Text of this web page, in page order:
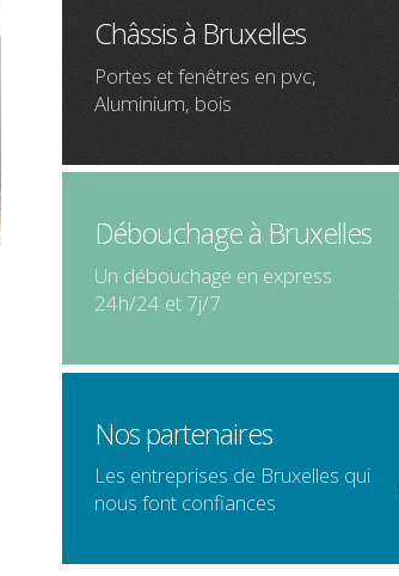
Châssis à Bruxelles
Portes et fenêtres en pvc,
Aluminium, bois
Débouchage à Bruxelles
Un débouchage en express
24h/24 et 7j/7
Nos partenaires
Les entreprises de Bruxelles qui
nous font confiances